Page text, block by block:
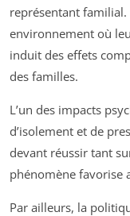
représentant familial.
environnement où
induit des effets
des familles.
L’un des impacts
d’isolement et de
devant réussir tant
phénomène favorise
Par ailleurs, la